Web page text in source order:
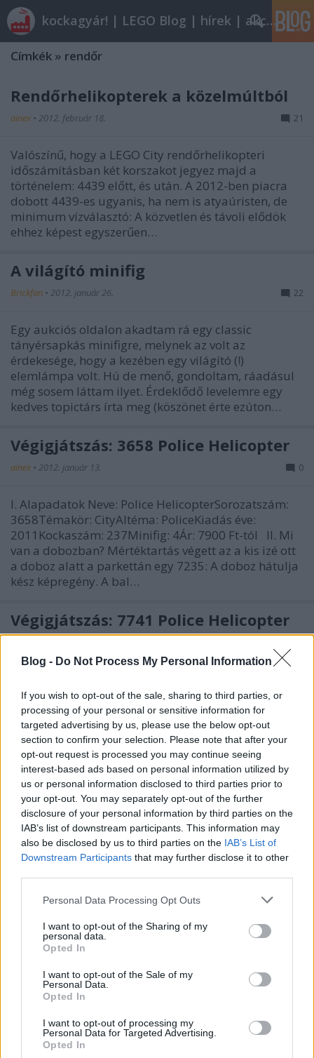
Blog - Do Not Process My Personal Information
If you wish to opt-out of the sale, sharing to third parties, or
processing of your personal or sensitive information for
targeted advertising by us, please use the below opt-out
section to confirm your selection. Please note that after your
opt-out request is processed you may continue seeing
interest-based ads based on personal information utilized by
us or personal information disclosed to third parties prior to
your opt-out. You may separately opt-out of the further
disclosure of your personal information by third parties on the
IAB’s list of downstream participants. This information may
also be disclosed by us to third parties on the IAB’s List of
Downstream Participants that may further disclose it to other
Please note that this website/app uses one or more Google
not limited to your visit or usage behaviour. You may click to
grant or deny consent to Google and its third-party tags to
use your data for below specified purposes in below Google
consent section.
Personal Data Processing Opt Outs
I want to opt-out of the Sharing of my
personal data.
Opted In
I want to opt-out of the Sale of my
Personal Data.
Opted In
I want to opt-out of processing my
Personal Data for Targeted Advertising.
Opted In
kockagyár! | LEGO Blog | hírek | akciók |
Címkék » rendőr
Rendőrhelikopterek a közelmúltból
ainex • 2012. február 18. 21
Valószínű, hogy a LEGO City rendőrhelikopteri
időszámításban két korszakot jegyez majd a
történelem: 4439 előtt, és után. A 2012-ben piacra
dobott 4439-es ugyanis, ha nem is atyaúristen, de
minimum vízválasztó: A közvetlen és távoli elődök
ehhez képest egyszerűen…
A világító minifig
Brickfan • 2012. január 26. 22
Egy aukciós oldalon akadtam rá egy classic
tányérsapkás minifigre, melynek az volt az
érdekesége, hogy a kezében egy világító (!)
elemlámpa volt. Hú de menő, gondoltam, ráadásul
még sosem láttam ilyet. Érdeklődő levelemre egy
kedves topictárs írta meg (köszönet érte ezúton…
Végigjátszás: 3658 Police Helicopter
ainex • 2012. január 13. 0
I. Alapadatok Neve: Police HelicopterSorozatszám:
3658Témakör: CityAltéma: PoliceKiadás éve:
2011Kockaszám: 237Minifig: 4Ár: 7900 Ft-tól II. Mi
van a dobozban? Mértéktartás végett az a kis izé ott
a doboz alatt a parkettán egy 7235: A doboz hátulja
kész képregény. A bal…
Végigjátszás: 7741 Police Helicopter
7741 Témakör: City Altéma: Police Kiadás éve: 2008
Kockaszám: 94 Minifig: 1 Ár: 3500 Ft körül II. Mi van
a dobozban? Szabványos kis formátumú
dobozunknál kevésbé izgalmasat nehezen tudok
elképzelni. Biztos bennem van a hiba, de…
Végigjátszás: 7288 Mobile Police Unit
ainex•2011. december 20.
Egyszer megmondtam, hogy ez a kamion számomra
Érdemes. I. Alapadatok Név: Mobile Police Unit
Témakör: City Altéma: Police Kiadás éve: 2011…
Végigjátszás: 3648 Police Chase
2011. december 13.
Ha adidigaga nem méltatta volna, akkor valószínű,
hogy eszembe se jutott volna, de sajnos végül nem